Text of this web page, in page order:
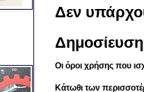
Δεν
Οι όροι χρήσης που
Κάτωθι των